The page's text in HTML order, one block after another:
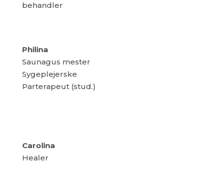
behandler
Philina
Saunagus mester
Sygeplejerske
Parterapeut (stud.)
Carolina
Healer